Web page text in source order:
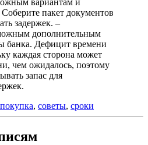
вариантам и
пакет документов
задержек. –
дополнительным
банка. Дефицит времени
каждая сторона может
чем ожидалось, поэтому
запас для
покупка, советы, сроки